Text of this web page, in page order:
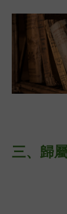
三、 歸